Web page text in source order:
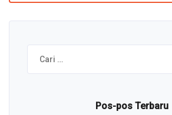
Cari
untuk:
Pos-pos Terbaru